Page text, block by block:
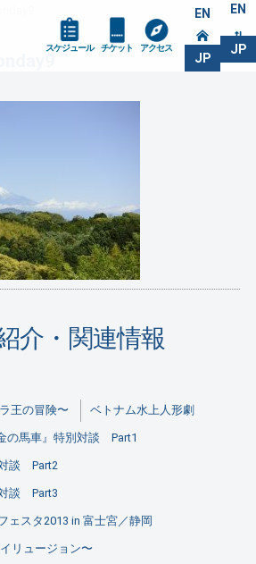
EN
JP
EN
JP
スケジュール チケット アクセス
介・関連情報
王の冒険〜 ベトナム水上人形劇
の馬車』特別対談 Part1
対談 Part2
対談 Part3
ェスタ2013 in 富士宮／静岡
リュージョン〜